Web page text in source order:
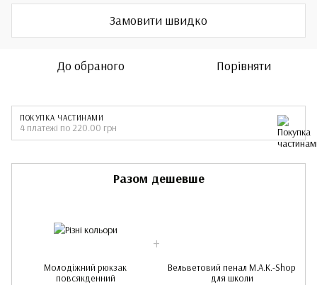
Замовити швидко
До обраного Порівняти
ПОКУПКА ЧАСТИНАМИ
4 платежі по 220.00 грн
Разом дешевше
Молодіжний рюкзак
повсякденний
Вельветовий пенал M.A.K.-Shop
для школи